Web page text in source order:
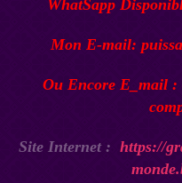
WhatSapp
Mon E-mail:
Ou Encore E_mail :
Site Internet : https://